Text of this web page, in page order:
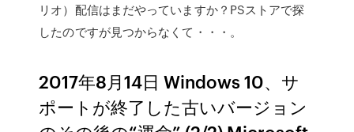
リオ）配信はまだやっていますか？PSストアで探
したのですが見つからなくて・・・。
2017年8月14日 Windows 10、サ
ポートが終了した古いバージョン